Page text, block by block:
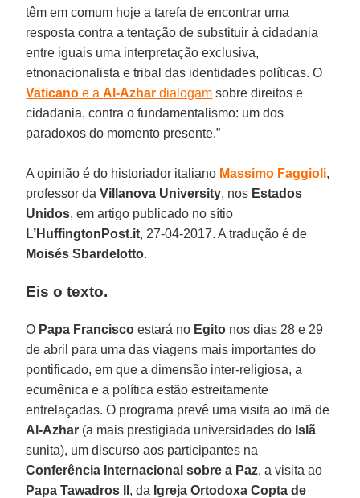
têm em comum hoje a tarefa de encontrar uma
resposta contra a tentação de substituir à cidadania
entre iguais uma interpretação exclusiva,
etnonacionalista e tribal das identidades políticas. O
Vaticano e aAl-Azhar dialogam sobre direitos e
cidadania, contra o fundamentalismo: um dos
paradoxos do momento presente.”
A opinião é do historiador italiano Massimo Faggioli,
professor daVillanova University, nos Estados
Unidos, em artigo publicado no sítio
L’HuffingtonPost.it, 27-04-2017. A tradução é de
Moisés Sbardelotto.
Eis o texto.
O Papa Francisco estará no Egito nos dias 28 e 29
de abril para uma das viagens mais importantes do
pontificado, em que a dimensão inter-religiosa, a
ecumênica e a política estão estreitamente
entrelaçadas. O programa prevê uma visita ao imã de
Al-Azhar (a mais prestigiada universidades do Islã
sunita), um discurso aos participantes na
Conferência Internacional sobre a Paz, a visita ao
Papa Tawadros II , da Igreja Ortodoxa Copta de